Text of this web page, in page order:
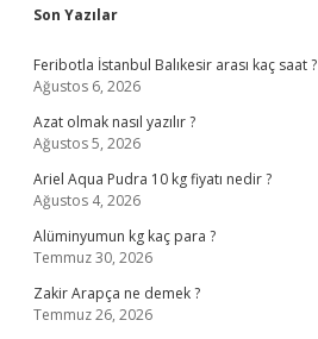
Sidebar
Son Yazılar
Feribotla İstanbul Balıkesir arası kaç saat ?
Ağustos 6, 2026
Azat olmak nasıl yazılır ?
Ağustos 5, 2026
Ariel Aqua Pudra 10 kg fiyatı nedir ?
Ağustos 4, 2026
Alüminyumun kg kaç para ?
Temmuz 30, 2026
Zakir Arapça ne demek ?
Temmuz 26, 2026